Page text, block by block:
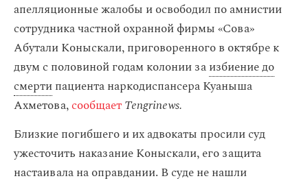
апелляционные жалобы и освободил по амнистии
сотрудника частной охранной фирмы «Сова»
Абутали Коныскали, приговоренного в октябре к
двум с половиной годам колонии заизбиение до
смертипациента наркодиспансера Куаныша
Ахметова,сообщаетTengrinews.
Близкие погибшего и их адвокаты просили суд
ужесточить наказание Коныскали, его защита
настаивала на оправдании. В суде не нашли